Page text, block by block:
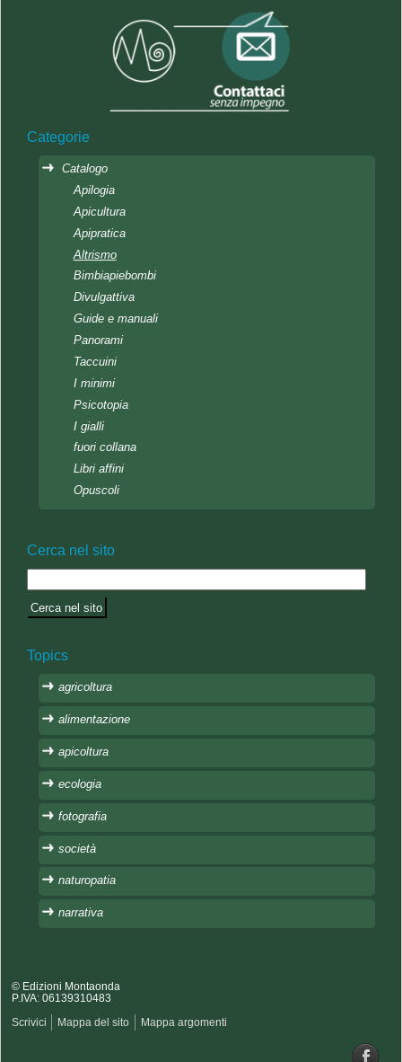
Categorie
Catalogo
Apilogia
Apicultura
Apipratica
Altrismo
Bimbiapiebombi
Divulgattiva
Guide e manuali
Panorami
Taccuini
I minimi
Psicotopia
I gialli
fuori collana
Libri affini
Opuscoli
Cerca nel sito
Topics
agricoltura
alimentazione
apicoltura
ecologia
fotografia
società
naturopatia
narrativa
© Edizioni Montaonda
P.IVA: 06139310483
Scrivici Mappa del sito Mappa argomenti